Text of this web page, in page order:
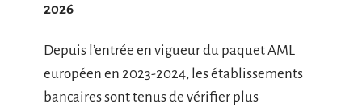
2026
Depuis l’entrée en vigueur du paquet AML
européen en 2023-2024, les établissements
bancaires sont tenus de vérifier plus